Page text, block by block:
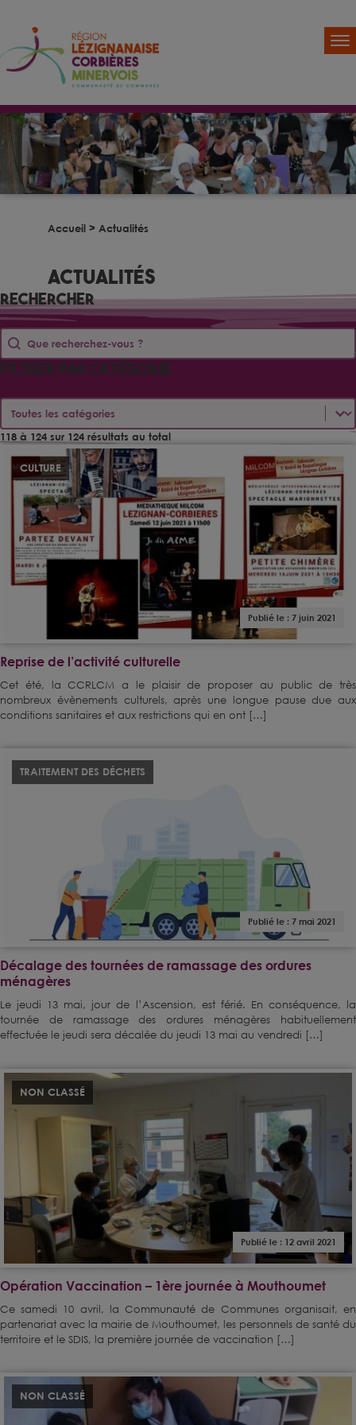
Accueil > Actualités
Actualités
Rechercher
Rechercher
Rechercher
Filtrer par catégorie
Filtrer par catégorie
Filtrer par catégorie
118 à 124 sur 124 résultats au total
CULTURE
Publié le : 7 juin 2021
Reprise de l’activité culturelle
Cet été, la CCRLCM a le plaisir de proposer au public de très
nombreux évènements culturels, après une longue pause due aux
conditions sanitaires et aux restrictions qui en ont […]
TRAITEMENT DES DÉCHETS
Publié le : 7 mai 2021
Décalage des tournées de ramassage des ordures
ménagères
Le jeudi 13 mai, jour de l’Ascension, est férié. En conséquence, la
tournée de ramassage des ordures ménagères habituellement
effectuée le jeudi sera décalée du jeudi 13 mai au vendredi […]
NON CLASSÉ
Publié le : 12 avril 2021
Opération Vaccination – 1ère journée à Mouthoumet
Ce samedi 10 avril, la Communauté de Communes organisait, en
partenariat avec la mairie de Mouthoumet, les personnels de santé du
territoire et le SDIS, la première journée de vaccination […]
NON CLASSÉ